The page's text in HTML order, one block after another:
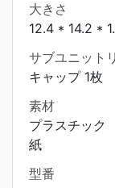
大きさ
12.4 * 14.2 *
サブユニット
キャップ 1枚
素材
プラスチック
紙
型番